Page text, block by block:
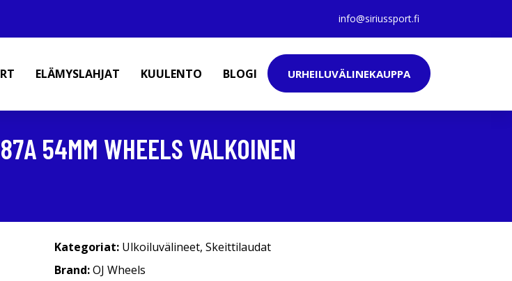
info@siriussport.fi
ELÄMYSLAHJAT KUULENTO BLOGI URHEILUVÄLINEKAUPPA
54MM WHEELS VALKOINEN
Kategoriat: Ulkoiluvälineet, Skeittilaudat
Brand:OJ Wheels